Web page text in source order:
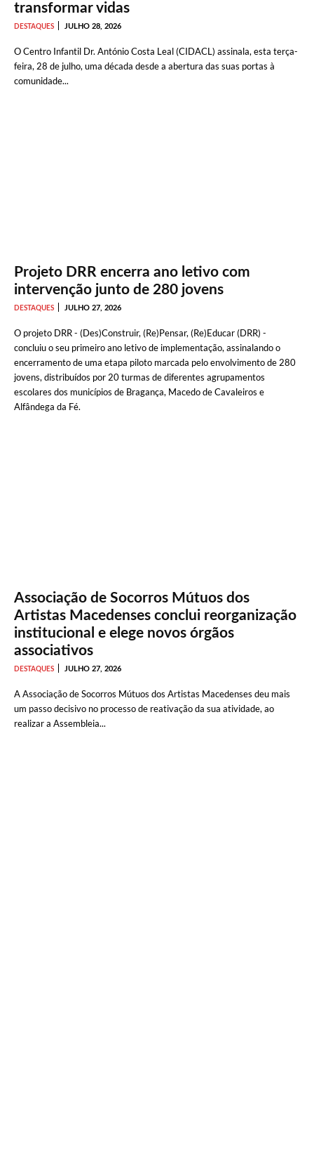
transformar vidas
DESTAQUES JULHO 28, 2026
O Centro Infantil Dr. António Costa Leal (CIDACL) assinala, esta terça-
feira, 28 de julho, uma década desde a abertura das suas portas à
comunidade...
Projeto DRR encerra ano letivo com
intervenção junto de 280 jovens
DESTAQUES JULHO 27, 2026
O projeto DRR - (Des)Construir, (Re)Pensar, (Re)Educar (DRR) -
concluiu o seu primeiro ano letivo de implementação, assinalando o
encerramento de uma etapa piloto marcada pelo envolvimento de 280
jovens, distribuídos por 20 turmas de diferentes agrupamentos
escolares dos municípios de Bragança, Macedo de Cavaleiros e
Alfândega da Fé.
Associação de Socorros Mútuos dos
Artistas Macedenses conclui reorganização
institucional e elege novos órgãos
associativos
DESTAQUES JULHO 27, 2026
A Associação de Socorros Mútuos dos Artistas Macedenses deu mais
um passo decisivo no processo de reativação da sua atividade, ao
realizar a Assembleia...